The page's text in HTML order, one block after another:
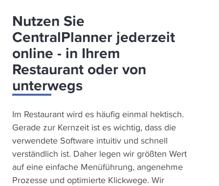
Nutzen Sie
CentralPlanner jederzeit
online - in Ihrem
Restaurant oder von
unterwegs
Im Restaurant wird es häufig einmal hektisch.
Gerade zur Kernzeit ist es wichtig, dass die
verwendete Software intuitiv und schnell
verständlich ist. Daher legen wir größten Wert
auf eine einfache Menüführung, angenehme
Prozesse und optimierte Klickwege. Wir